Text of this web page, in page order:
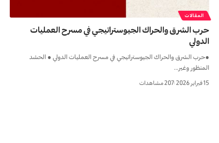
المقالات
حرب الشرق والحراك الجيوستراتيجي في مسرح العمليات
الدولي
●حرب الشرق والحراك الجيوستراتيجي في مسرح العمليات الدولي ● الحشد
المنظور وغير…
15 فبراير 2026 207 مشاهدات